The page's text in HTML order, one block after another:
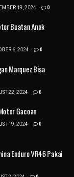
19, 2024 0
Buatan Anak
6, 2024 0
Marquez Bisa
22, 2024 0
Gacoan
19, 2024 0
Enduro VR46 Pakai